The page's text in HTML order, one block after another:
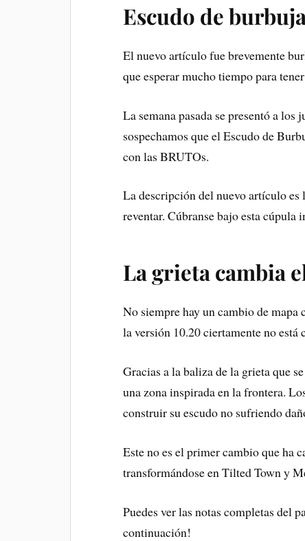
Escudo de
El nuevo artículo fue brevemente
que esperar mucho tiempo para
La semana pasada se presentó a
sospechamos que el Escudo de
con las BRUTOs.
La descripción del nuevo artículo es
reventar. Cúbranse bajo esta
La grieta cambia
No siempre hay un cambio de
la versión 10.20 ciertamente no está
Gracias a la baliza de la grieta que
una zona inspirada en la frontera.
construir su escudo no sufriendo
Este no es el primer cambio que ha
transformándose en Tilted Town y
Puedes ver las notas completas del
continuación!